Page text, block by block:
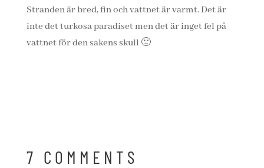
Stranden är bred, fin och vattnet är varmt. Det är
inte det turkosa paradiset men det är inget fel på
vattnet för den sakens skull 🙂
7 COMMENTS